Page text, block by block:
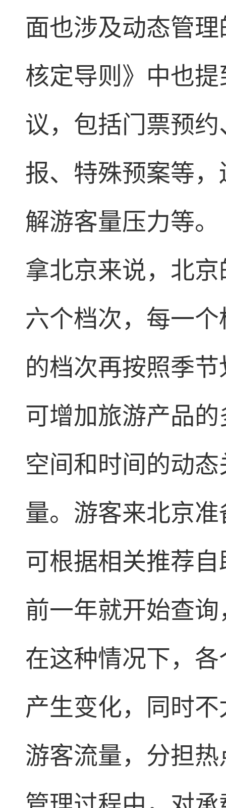
面也涉及动态管
核定导则》中也
议，包括门票预
报、特殊预案等
解游客量压力等。
拿北京来说，北
六个档次，每一
的档次再按照季
可增加旅游产品
空间和时间的动
量。游客来北京
可根据相关推荐
前一年就开始查
在这种情况下，
产生变化，同时
游客流量，分担